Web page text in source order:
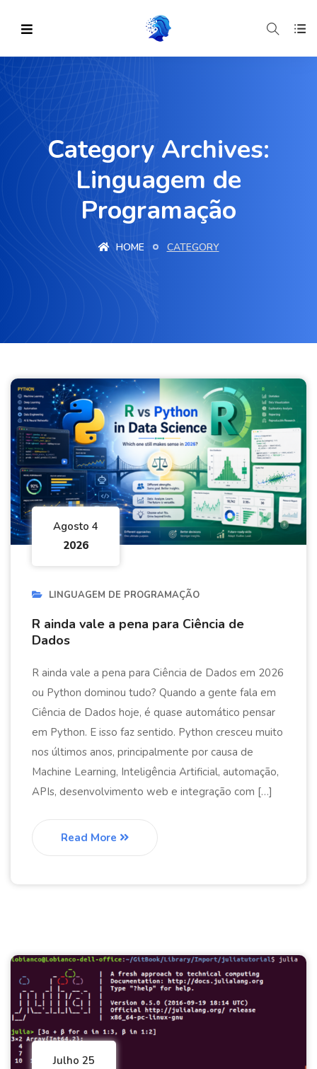
Category Archives:
Linguagem de
Programação
HOME CATEGORY
Agosto 4
2026
LINGUAGEM DE PROGRAMAÇÃO
R ainda vale a pena para Ciência de
Dados
R ainda vale a pena para Ciência de Dados em 2026
ou Python dominou tudo? Quando a gente fala em
Ciência de Dados hoje, é quase automático pensar
em Python. E isso faz sentido. Python cresceu muito
nos últimos anos, principalmente por causa de
Machine Learning, Inteligência Artificial, automação,
APIs, desenvolvimento web e integração com […]
Read More
Julho 25